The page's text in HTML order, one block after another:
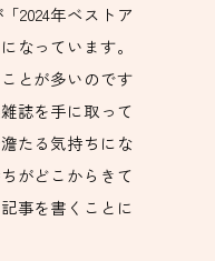
2024年ベストア
なっています。
とが多いのです
誌を手に取って
たる気持ちにな
がどこからきて
事を書くことに